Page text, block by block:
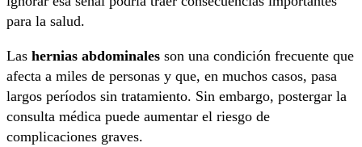
para la salud.
Las hernias abdominales son una condición frecuente que
afecta a miles de personas y que, en muchos casos, pasa
largos períodos sin tratamiento. Sin embargo, postergar la
consulta médica puede aumentar el riesgo de
complicaciones graves.